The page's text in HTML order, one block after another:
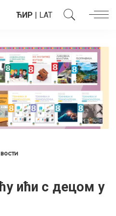
ЋИР | LAT
ићи с децом у